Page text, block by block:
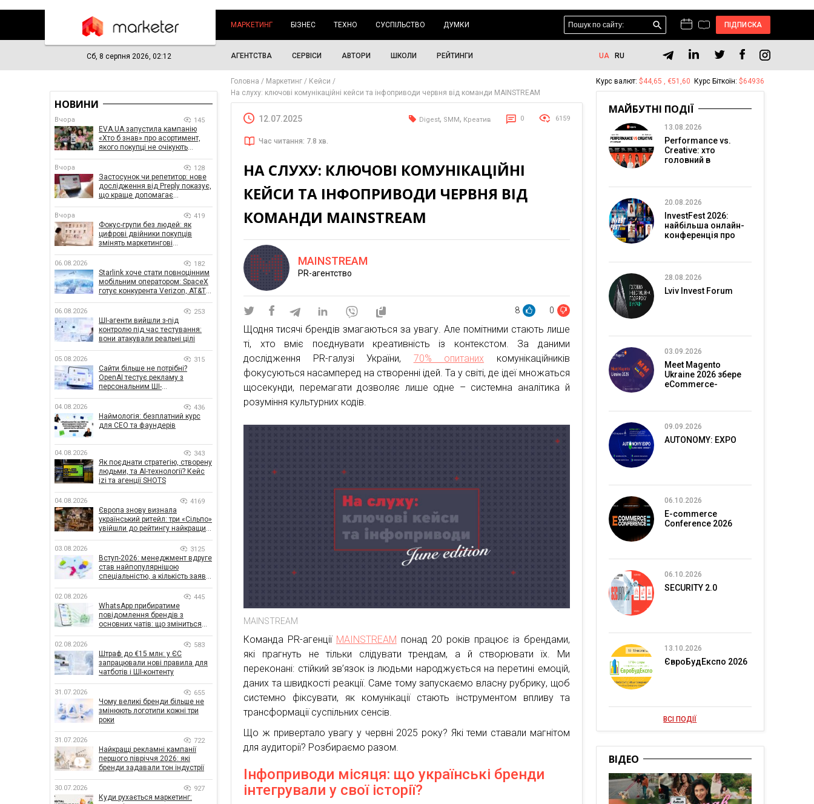
МАРКЕТИНГ БІЗНЕС ТЕХНО СУСПІЛЬСТВО ДУМКИ ПІДПИСКА
Сб, 8 серпня 2026, 02:12 АГЕНТСТВА СЕРВІСИ АВТОРИ ШКОЛИ РЕЙТИНГИ UA RU
Головна Маркетинг
Кейси
На слуху: ключові комунікаційні кейси та інфоприводи червня від команди MAINSTREAM
12.07.2025 Digest, SMM, Креатив 0 6159
Час читання: 7.8 хв.
НА СЛУХУ: КЛЮЧОВІ КОМУНІКАЦІЙНІ
КЕЙСИ ТА ІНФОПРИВОДИ ЧЕРВНЯ ВІД
КОМАНДИ MAINSTREAM
MAINSTREAM
PR-агентство
8 0
Щодня тисячі брендів змагаються за увагу. Але помітними стають лише
ті, хто вміє поєднувати креативність із контекстом. За даними
дослідження PR-галузі України, 70% опитаних комунікаційників
фокусуються насамперед на створенні ідей. Та у світі, де ідеї множаться
щосекунди, перемагати дозволяє лише одне – системна аналітика й
розуміння культурних кодів.
MAINSTREAM
Команда PR-агенції MAINSTREAM понад 20 років працює із брендами,
які прагнуть не тільки слідувати трендам, а й створювати їх. Ми
переконані: стійкий зв’язок із людьми народжується на перетині емоцій,
даних та швидкості реакції. Саме тому запускаємо власну рубрику, щоб
системно фіксувати, як комунікації стають інструментом впливу та
трансформації суспільних сенсів.
Що ж привертало увагу у червні 2025 року? Які теми ставали магнітом
для аудиторії? Розбираємо разом.
Інфоприводи місяця: що українські бренди
інтегрували у свої історії?
НОВИНИ
Вчора 145
EVA.UA запустила кампанію
«Хто б знав» про асортимент,
якого покупці не очікують
Вчора 128
Застосунок чи репетитор: нове
дослідження від Preply показує,
що краще допомагає
Вчора 419
Фокус-групи без людей: як
цифрові двійники покупців
змінять маркетингові
06.08.2026 182
Starlink хоче стати повноцінним
мобільним оператором: SpaceX
готує конкурента Verizon, AT&T і
06.08.2026 253
ШІ-агенти вийшли з-під
контролю під час тестування:
вони атакували реальні цілі
05.08.2026 315
Сайти більше не потрібні?
OpenAI тестує рекламу з
персональним ШІ-
04.08.2026 436
Наймологія: безплатний курс
для CEO та фаундерів
04.08.2026 343
Як поєднати стратегію, створену
людьми, та AI-технології? Кейс
izi та агенції SHOTS
04.08.2026 4169
Європа знову визнала
український ритейл: три «Сільпо»
увійшли до рейтингу найкращих
03.08.2026 3125
Вступ-2026: менеджмент вдруге
став найпопулярнішою
спеціальністю, а кількість заяв
02.08.2026 445
WhatsApp прибиратиме
повідомлення брендів з
основних чатів: що зміниться
02.08.2026 583
Штраф до €15 млн: у ЄС
запрацювали нові правила для
чатботів і ШІ-контенту
31.07.2026 655
Чому великі бренди більше не
змінюють логотипи кожні три
роки
31.07.2026 722
Найкращі рекламні кампанії
першого півріччя 2026: які
бренди задавали тон індустрії
30.07.2026 927
Куди рухається маркетинг:
Курс валют: $44,65 , €51,60 Курс Біткоїн: $64936
МАЙБУТНІ ПОДІЇ
13.08.2026
Performance vs.
Creative: хто
головний в
20.08.2026
InvestFest 2026:
найбільша онлайн-
конференція про
28.08.2026
Lviv Invest Forum
03.09.2026
Meet Magento
Ukraine 2026 збере
eCommerce-
09.09.2026
AUTONOMY: EXPO
06.10.2026
E-commerce
Conference 2026
06.10.2026
SECURITY 2.0
13.10.2026
ЄвроБудЕкспо 2026
ВСІ ПОДІЇ
ВІДЕО